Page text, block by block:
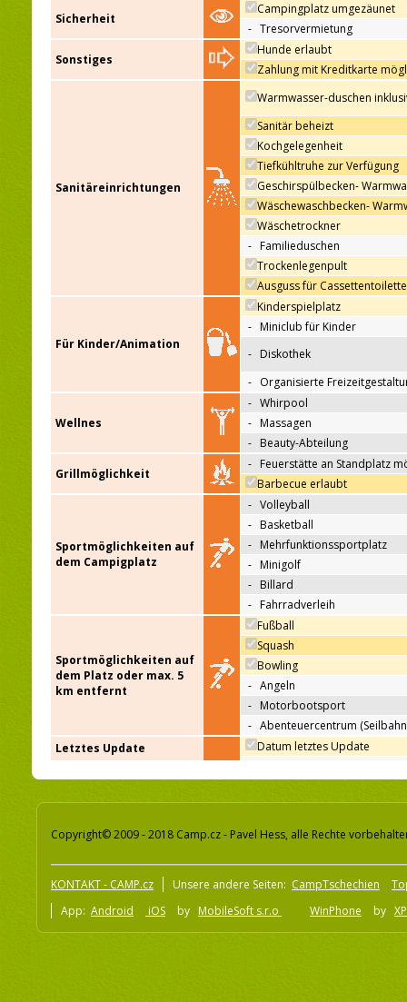
Sicherheit
Campingplatz umgezäunet
- Tresorvermietung
Sonstiges
Hunde erlaubt
Zahlung mit Kreditkarte
Sanitäreinrichtungen
Warmwasser-duschen
Sanitär beheizt
Kochgelegenheit
Tiefkühltruhe zur Verfügung
Geschirspülbecken-
Wäschewaschbecken-
Wäschetrockner
- Familieduschen
Trockenlegenpult
Ausguss für
Für Kinder/Animation
Kinderspielplatz
- Miniclub für Kinder
- Diskothek
- Organisierte
Wellnes
- Whirpool
- Massagen
- Beauty-Abteilung
Grillmöglichkeit
- Feuerstätte an Standplatz
Barbecue erlaubt
Sportmöglichkeiten auf
dem Campigplatz
- Volleyball
- Basketball
- Mehrfunktionssportplatz
- Minigolf
- Billard
- Fahrradverleih
Sportmöglichkeiten auf
dem Platz oder max. 5
km entfernt
Fußball
Squash
Bowling
- Angeln
- Motorbootsport
- Abenteuercentrum
Letztes Update
Datum letztes Update
Copyright© 2009 - 2018 Camp.cz - Pavel Hess, alle Rechte
KONTAKT - CAMP.cz Unsere andere Seiten: CampTschechien
App: Android iOS by MobileSoft s.r.o WinPhone by